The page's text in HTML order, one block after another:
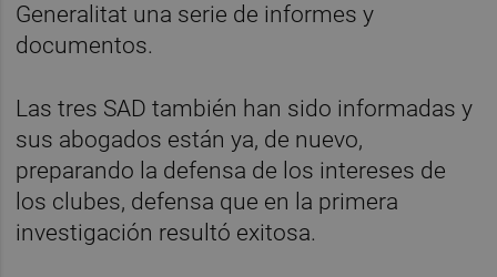
Generalitat una serie de informes y
documentos.
Las tres SAD también han sido informadas y
sus abogados están ya, de nuevo,
preparando la defensa de los intereses de
los clubes, defensa que en la primera
investigación resultó exitosa.